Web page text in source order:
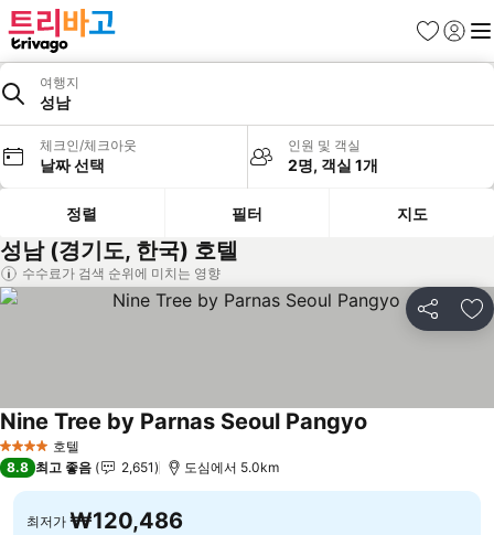
즐겨찾기
로그인
메
여행지
성남
체크인/체크아웃
날짜 선택
인원 및 객실
2명, 객실 1개
정렬 필터 지도
성남 (경기도, 한국) 호텔
수수료가 검색 순위에 미치는 영향
공유 즐
4 성급 호텔
Nine Tree by Parnas Seoul Pangyo
8.8 최고 좋음 2,651 도심에서 5.0km
최저가 ₩120,486